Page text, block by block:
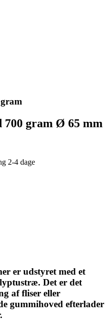
gram Ø 65 mm
2-4 dage
er udstyret med et
Det er det
af fliser eller
gummihoved efterlader